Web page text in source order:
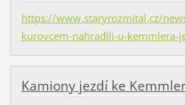
https://www.staryrozmital.cz/
kurovcem-nahradili-u-kemmlera-
Kamiony jezdí ke